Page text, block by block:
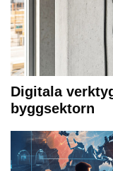
Digitala
byggsektorn